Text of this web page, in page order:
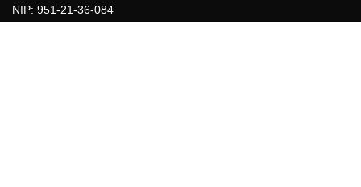
NIP: 951-21-36-084
REGON: 015897725